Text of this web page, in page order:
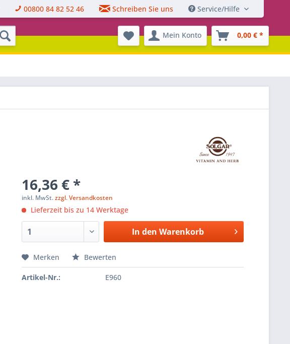
00800 84 82 52 46 Schreiben Sie uns Service/Hilfe
Mein Konto 0,00 € *
16,36 € *
inkl. MwSt.zzgl. Versandkosten
Lieferzeit bis zu 14 Werktage
In den Warenkorb
Merken Bewerten
Artikel-Nr.: E960